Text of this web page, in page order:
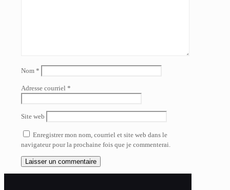
Nom *
Adresse courriel *
Site web
Enregistrer mon nom, courriel et site web dans le
navigateur pour la prochaine fois que je commenterai.